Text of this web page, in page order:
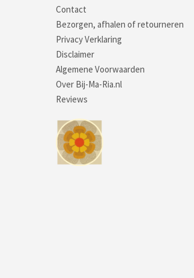
Contact
Bezorgen, afhalen of retourneren
Privacy Verklaring
Disclaimer
Algemene Voorwaarden
Over Bij-Ma-Ria.nl
Reviews